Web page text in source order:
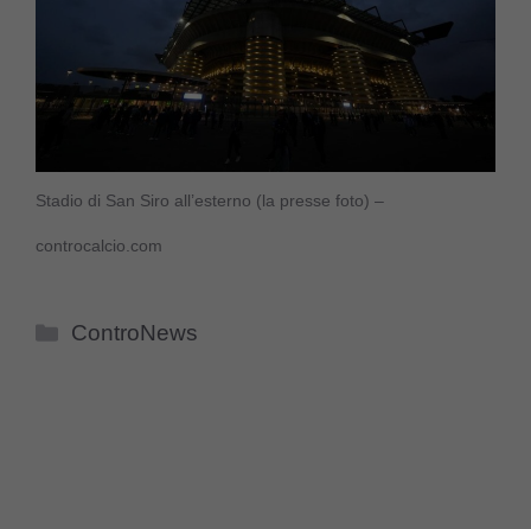
Stadio di San Siro all’esterno (la presse foto) –
controcalcio.com
Categorie
ControNews